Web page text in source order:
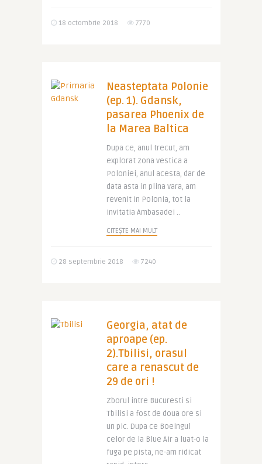
18 octombrie 2018 7770
Neasteptata Polonie
(ep. 1). Gdansk,
pasarea Phoenix de
la Marea Baltica
Dupa ce, anul trecut, am
explorat zona vestica a
Poloniei, anul acesta, dar de
data asta in plina vara, am
revenit in Polonia, tot la
invitatia Ambasadei ..
CITEȘTE MAI MULT
28 septembrie 2018 7240
Georgia, atat de
aproape (ep.
2).Tbilisi, orasul
care a renascut de
29 de ori !
Zborul intre Bucuresti si
Tbilisi a fost de doua ore si
un pic. Dupa ce Boeingul
celor de la Blue Air a luat-o la
fuga pe pista, ne-am ridicat